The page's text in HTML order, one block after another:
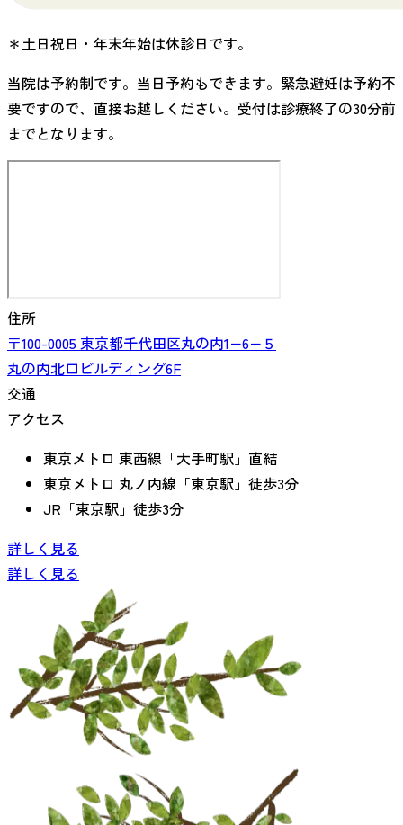
＊土日祝日・年末年始は休診日です。
当院は予約制です。当日予約もできます。緊急避妊は予約不
要ですので、直接お越しください。受付は診療終了の30分前
までとなります。
住所
〒100-0005 東京都千代田区丸の内1−6−５
丸の内北口ビルディング6F
交通
アクセス
東京メトロ 東西線「大手町駅」直結
東京メトロ 丸ノ内線「東京駅」徒歩3分
JR「東京駅」徒歩3分
詳しく見る
詳しく見る